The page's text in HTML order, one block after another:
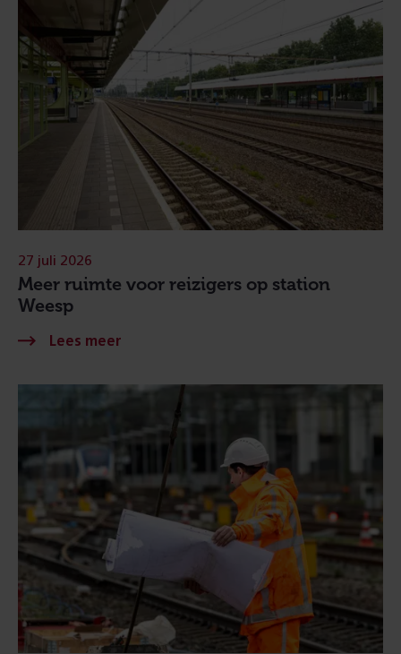
Meer ruimte voor reizigers op station
Weesp
27 juli 2026